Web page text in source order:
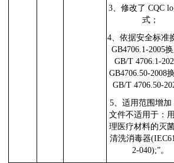
3 、修改了 CQC
式；
4、依据安全标准
GB4706.1-2005
GB/T 4706.1-
GB4706.50-2008
GB/T 4706.50-
5、适用范围增加
文件不适用于：
理医疗材料的灭
清洗消毒器
2-040);”。